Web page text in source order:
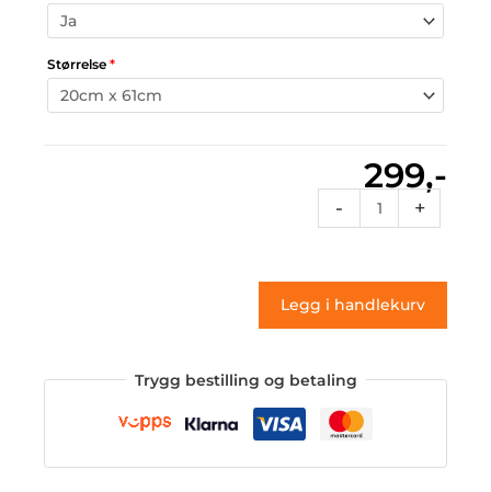
Størrelse *
299,-
-
079
antall
+
Legg i handlekurv
Trygg bestilling og betaling